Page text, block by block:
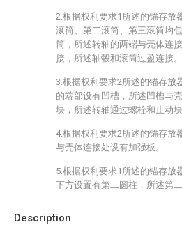
Description
2.根据权利要求1所述的锚存放
滚筒、第二滚筒、第三滚筒均
筒，所述转轴的两端与壳体连
接，所述轴毂和滚筒过盈连接。
3.根据权利要求2所述的锚存放
的端部设有凹槽，所述凹槽与
块，所述转轴通过螺栓和止动块
4.根据权利要求2所述的锚存放
与壳体连接处设有加强板。
5.根据权利要求1所述的锚存放
下方设置有第二圆柱，所述第